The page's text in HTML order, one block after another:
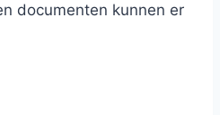
documenten kunnen er